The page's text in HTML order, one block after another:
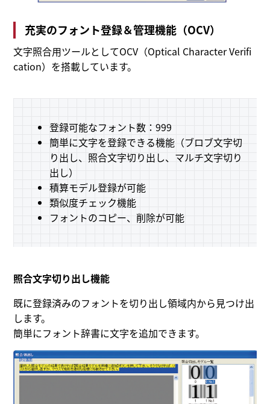
充実のフォント登録＆管理機能（OCV）
文字照合用ツールとしてOCV（Optical Character Verifi
cation）を搭載しています。
登録可能なフォント数：999
簡単に文字を登録できる機能（ブロブ文字切
り出し、照合文字切り出し、マルチ文字切り
出し）
積算モデル登録が可能
類似度チェック機能
フォントのコピー、削除が可能
照合文字切り出し機能
既に登録済みのフォントを切り出し領域内から見つけ出
します。
簡単にフォント辞書に文字を追加できます。